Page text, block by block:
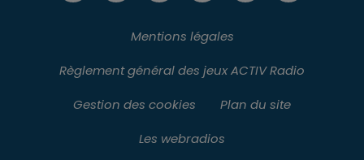
Mentions légales
Règlement général des jeux ACTIV Radio
Gestion des cookies
Plan du site
Les webradios